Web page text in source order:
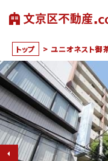
トップ > ユニオネスト御